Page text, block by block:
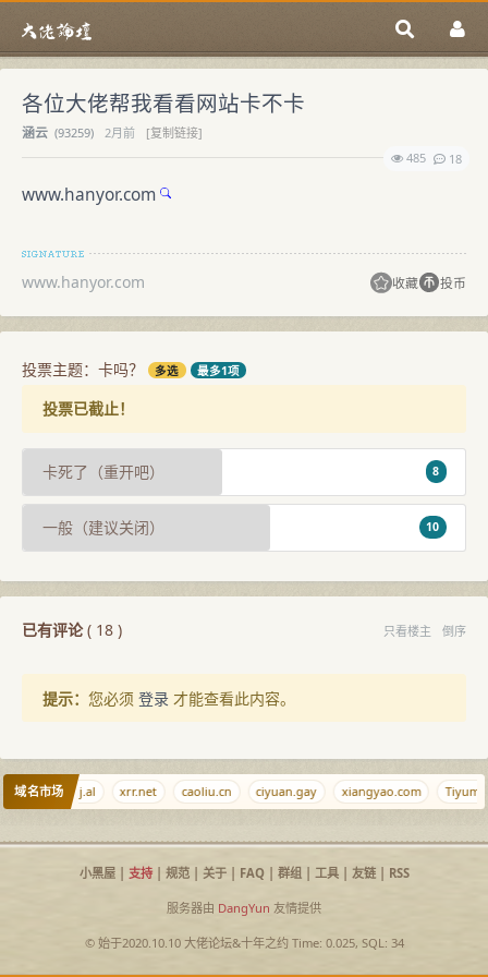
各位大佬帮我看看网站卡不卡
涵云 (93259) 2月前
[复制链接]
485
18
www.hanyor.com
www.hanyor.com 收藏 投币
投票主题：卡吗？ 多选 最多1项
投票已截止！
卡死了（重开吧） 8
一般（建议关闭） 10
已有评论( 18 ) 只看楼主 倒序
提示： 您必须 登录 才能查看此内容。
域名市场 qj.al xrr.net caoliu.cn ciyuan.gay xiangyao.com
小黑屋| 支持| 规范| 关于| FAQ| 群组| 工具| 友链| RSS
服务器由 DangYun 友情提供
© 始于2020.10.10 大佬论坛&十年之约Time: 0.025, SQL: 34